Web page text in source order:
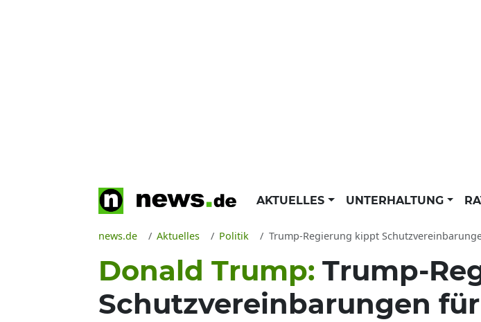
AKTUELLES UNTERHALTUNG
news.de Aktuelles Politik Trump-Regierung kippt Schutzvereinbarungen für
Donald Trump: Trump-
Schutzvereinbarungen